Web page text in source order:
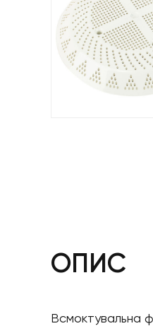
ОПИС
Всмоктувальна